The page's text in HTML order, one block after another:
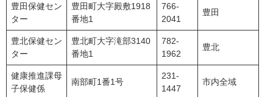
豊田保健セン
ター
豊田町大字殿敷1918
番地1
766-
2041
豊田
豊北保健セン
ター
豊北町大字滝部3140
番地1
782-
1962
豊北
健康推進課母
子保健係
南部町1番1号
231-
1447
市内全域